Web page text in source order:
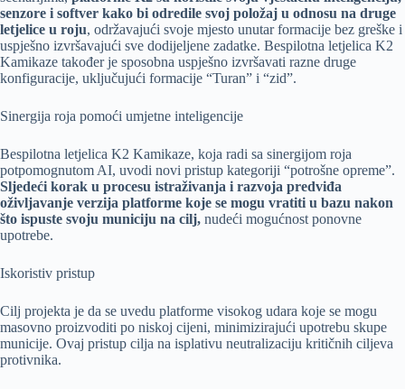
senzore i softver kako bi odredile svoj položaj u odnosu na druge
letjelice u roju, održavajući svoje mjesto unutar formacije bez greške i
uspješno izvršavajući sve dodijeljene zadatke. Bespilotna letjelica K2
Kamikaze također je sposobna uspješno izvršavati razne druge
konfiguracije, uključujući formacije “Turan” i “zid”.
Sinergija roja pomoći umjetne inteligencije
Bespilotna letjelica K2 Kamikaze, koja radi sa sinergijom roja
potpomognutom AI, uvodi novi pristup kategoriji “potrošne opreme”.
Sljedeći korak u procesu istraživanja i razvoja predviđa
oživljavanje verzija platforme koje se mogu vratiti u bazu nakon
što ispuste svoju municiju na cilj, nudeći mogućnost ponovne
upotrebe.
Iskoristiv pristup
Cilj projekta je da se uvedu platforme visokog udara koje se mogu
masovno proizvoditi po niskoj cijeni, minimizirajući upotrebu skupe
municije. Ovaj pristup cilja na isplativu neutralizaciju kritičnih ciljeva
protivnika.